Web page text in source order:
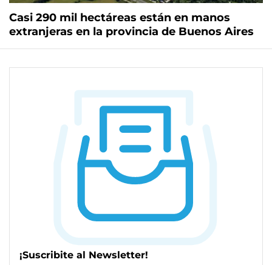
Casi 290 mil hectáreas están en manos
extranjeras en la provincia de Buenos Aires
¡Suscribite al Newsletter!